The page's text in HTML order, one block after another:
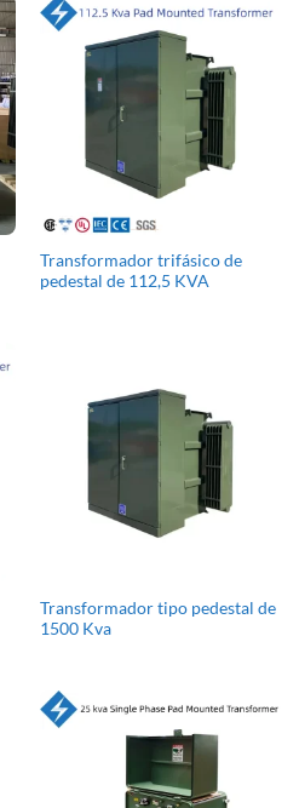
Transformador trifásico de
pedestal de 112,5 KVA
Transformador tipo pedestal de
1500 Kva